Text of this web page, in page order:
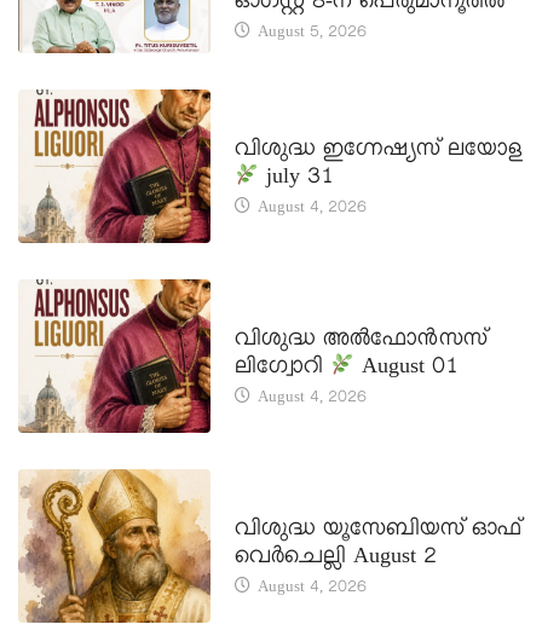
August 5, 2026
വിശുദ്ധ ഇഗ്നേഷ്യസ് ലയോള
july 31
August 4, 2026
വിശുദ്ധ അൽഫോൻസസ്
ലിഗ്വോറി
August 01
August 4, 2026
വിശുദ്ധ യൂസേബിയസ് ഓഫ്
വെർചെല്ലി August 2
August 4, 2026